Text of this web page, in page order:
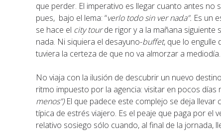
que perder. El imperativo es llegar cuanto antes
pues, bajo el lema: “verlo todo sin ver nada”. Es un
se hace el city tourde rigor y a la mañana
nada. Ni siquiera el desayuno-buffet, que lo engulle
tuviera la certeza de que no va almorzar a mediodía.
No viaja con la ilusión de descubrir un nuevo
ritmo impuesto por la agencia: visitar en pocos
menos”)El que padece este complejo se deja llevar
típica de estrés viajero. Es el peaje que paga por el
relativo sosiego sólo cuando, al final de la jornada,